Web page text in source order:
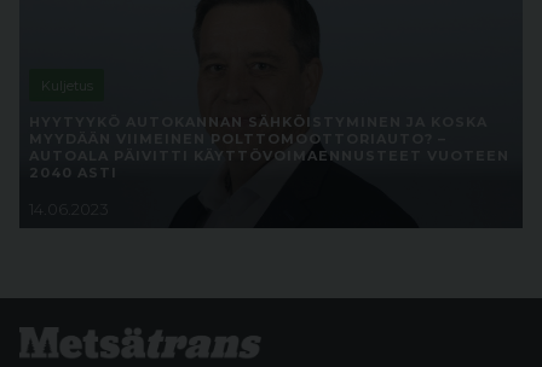
Kuljetus
HYYTYYKÖ AUTOKANNAN SÄHKÖISTYMINEN JA KOSKA
MYYDÄÄN VIIMEINEN POLTTOMOOTTORIAUTO? –
AUTOALA PÄIVITTI KÄYTTÖVOIMAENNUSTEET VUOTEEN
2040 ASTI
14.06.2023